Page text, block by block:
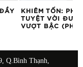
KHIÊM TỐN:
TUYỆT VỜI ĐƯA
VƯỢT BẬC
Q.Bình Thạnh,